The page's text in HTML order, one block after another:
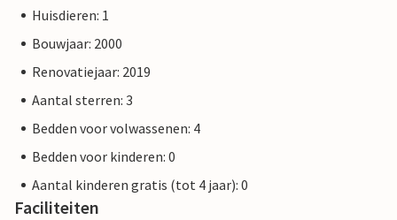
Huisdieren: 1
Bouwjaar: 2000
Renovatiejaar: 2019
Aantal sterren: 3
Bedden voor volwassenen: 4
Bedden voor kinderen: 0
Aantal kinderen gratis (tot 4 jaar): 0
Faciliteiten